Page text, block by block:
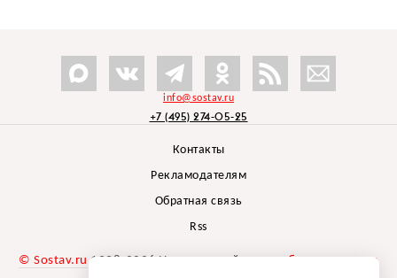
info@sostav.ru
+7 (495) 274-05-25
Контакты
Рекламодателям
Обратная связь
Rss
© Sostav.ru 1998-2026 Независимый проектбрендингового